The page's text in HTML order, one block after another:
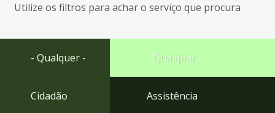
busca
Ir
Utilize os filtros para achar o serviço que procura
- Qualquer -
Cidadão
- Qualquer -
Assistência